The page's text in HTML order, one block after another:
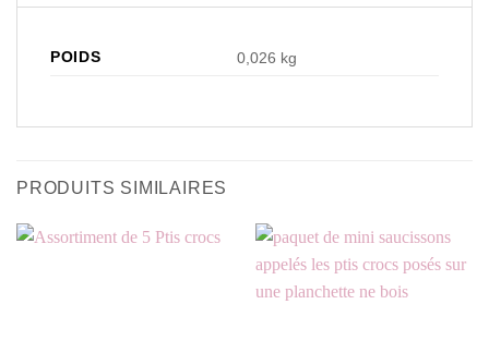
POIDS 0,026 kg
PRODUITS SIMILAIRES